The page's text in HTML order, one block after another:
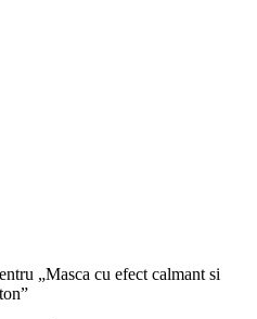
„Masca cu efect calmant si